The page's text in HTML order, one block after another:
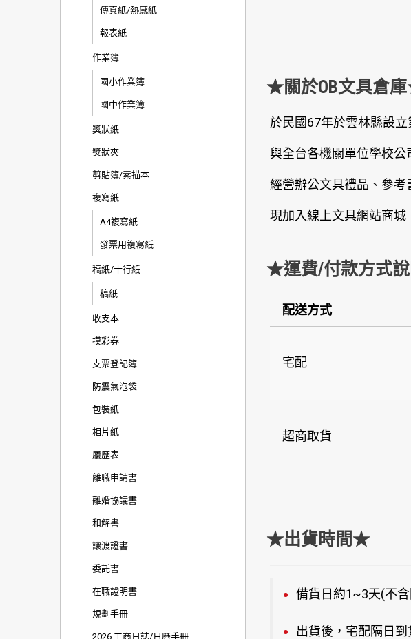
傳真紙/熱感紙
報表紙
作業簿
國小作業簿
國中作業簿
獎狀紙
獎狀夾
剪貼簿/素描本
複寫紙
A4複寫紙
發票用複寫紙
稿紙/十行紙
稿紙
收支本
摸彩券
支票登記簿
防震氣泡袋
包裝紙
相片紙
履歷表
離職申請書
離婚協議書
和解書
讓渡證書
委託書
在職證明書
規劃手冊
2026 工商日誌/日曆手冊
★關於OB文具倉
於民國67年於雲林縣設
與全台各機關單位學校公
經營辦公文具禮品、參考
現加入線上文具網站商城
★運費/付款方式
配送方式
宅配
超商取貨
★出貨時間★
備貨日約1~3天(不含
出貨後，宅配隔日